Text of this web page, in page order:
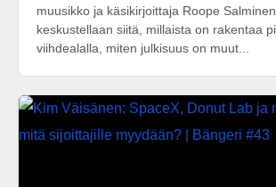
muusikko ja käsikirjoittaja Roope
keskustellaan siitä, millaista on rakentaa
viihdealalla, miten julkisuus on muut...